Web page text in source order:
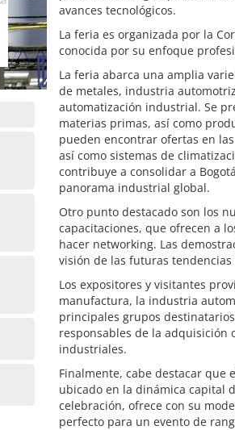
avances tecnológicos.
La feria es organizada por la
conocida por su enfoque
La feria abarca una amplia
de metales, industria
automatización industrial. Se
materias primas, así como
pueden encontrar ofertas en
así como sistemas de
contribuye a consolidar a
panorama industrial global.
Otro punto destacado son los
capacitaciones, que ofrecen a
hacer networking. Las
visión de las futuras
Los expositores y visitantes
manufactura, la industria
principales grupos
responsables de la adquisición
industriales.
Finalmente, cabe destacar que
ubicado en la dinámica capital
celebración, ofrece con su
perfecto para un evento de